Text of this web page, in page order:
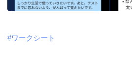
#ワークシート